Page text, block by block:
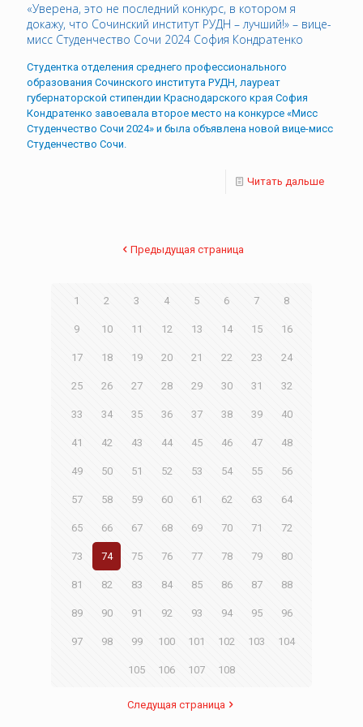
«Уверена, это не последний конкурс, в котором я
докажу, что Сочинский институт РУДН – лучший!» – вице-
мисс Студенчество Сочи 2024 София Кондратенко
Студентка отделения среднего профессионального
образования Сочинского института РУДН, лауреат
губернаторской стипендии Краснодарского края София
Кондратенко завоевала второе место на конкурсе «Мисс
Студенчество Сочи 2024» и была объявлена новой вице-мисс
Студенчество Сочи.
Читать дальше
Предыдущая страница
1 2 3 4 5 6 7 8
9 10 11 12 13 14 15 16
17 18 19 20 21 22 23 24
25 26 27 28 29 30 31 32
33 34 35 36 37 38 39 40
41 42 43 44 45 46 47 48
49 50 51 52 53 54 55 56
57 58 59 60 61 62 63 64
65 66 67 68 69 70 71 72
73 74 75 76 77 78 79 80
81 82 83 84 85 86 87 88
89 90 91 92 93 94 95 96
97 98 99 100 101 102 103 104
105 106 107 108
Следущая страница